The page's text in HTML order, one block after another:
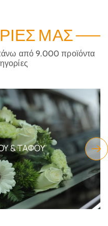
ΜΑΣ
από 9.000 προϊόντα
& ΤΆΦΟΥ